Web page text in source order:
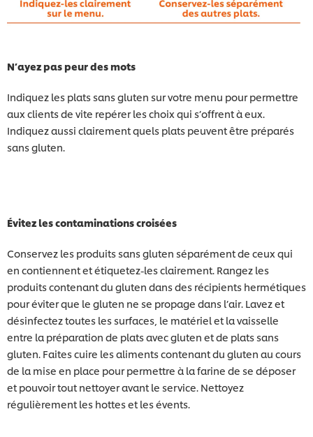
N’ayez pas peur des mots
Indiquez les plats sans gluten sur votre menu pour permettre
aux clients de vite repérer les choix qui s’offrent à eux.
Indiquez aussi clairement quels plats peuvent être préparés
sans gluten.
Évitez les contaminations croisées
Conservez les produits sans gluten séparément de ceux qui
en contiennent et étiquetez-les clairement. Rangez les
produits contenant du gluten dans des récipients hermétiques
pour éviter que le gluten ne se propage dans l’air. Lavez et
désinfectez toutes les surfaces, le matériel et la vaisselle
entre la préparation de plats avec gluten et de plats sans
gluten. Faites cuire les aliments contenant du gluten au cours
de la mise en place pour permettre à la farine de se déposer
et pouvoir tout nettoyer avant le service. Nettoyez
régulièrement les hottes et les évents.